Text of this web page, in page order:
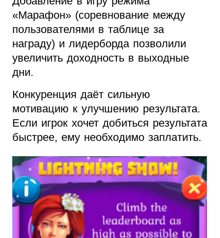
«Марафон» (соревнование между
пользователями в таблице за
награду) и лидерборда позволили
увеличить доходность в выходные
дни.
Конкуренция даёт сильную
мотивацию к улучшению результата.
Если игрок хочет добиться результата
быстрее, ему необходимо заплатить.